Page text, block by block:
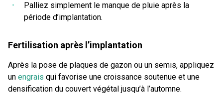
Palliez simplement le manque de pluie après la
période d’implantation.
Fertilisation après l’implantation
Après la pose de plaques de gazon ou un semis, appliquez
un engrais qui favorise une croissance soutenue et une
densification du couvert végétal jusqu’à l’automne.